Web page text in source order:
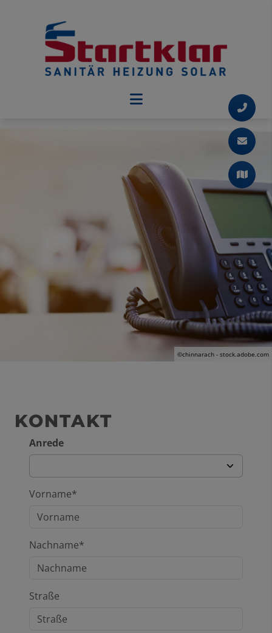
©chinnarach - stock.adobe.com
KONTAKT
Anrede
Vorname*
Nachname*
Straße